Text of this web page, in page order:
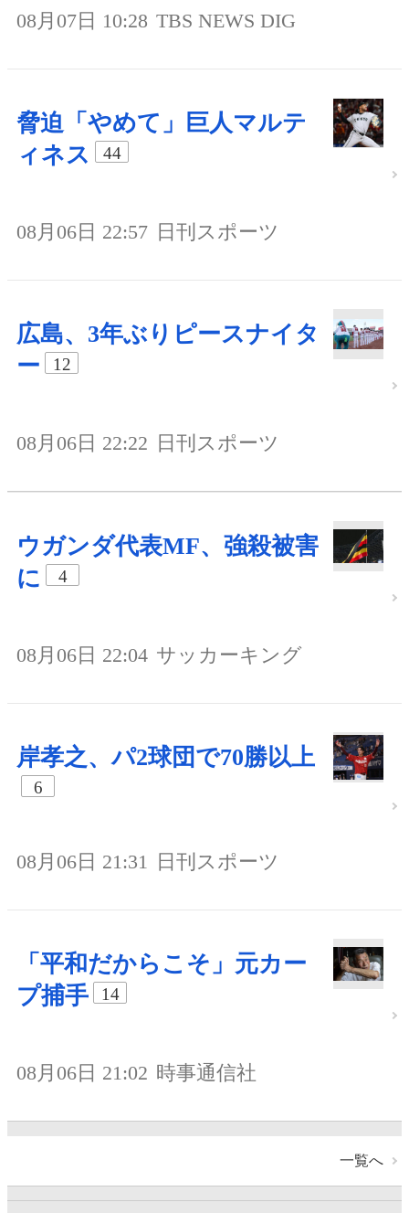
08月07日 10:28 TBS NEWS DIG
脅迫「やめて」巨人マルテ
ィネス
44
08月06日 22:57 日刊スポーツ
広島、3年ぶりピースナイタ
ー
12
08月06日 22:22 日刊スポーツ
ウガンダ代表MF、強殺被害
に
4
08月06日 22:04 サッカーキング
岸孝之、パ2球団で70勝以上
6
08月06日 21:31 日刊スポーツ
「平和だからこそ」元カー
プ捕手
14
08月06日 21:02 時事通信社
一覧へ